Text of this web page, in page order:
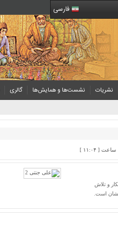
فارسی
نشریات نشست‌ها و همایش‌ها گالری
و تلاش
است.